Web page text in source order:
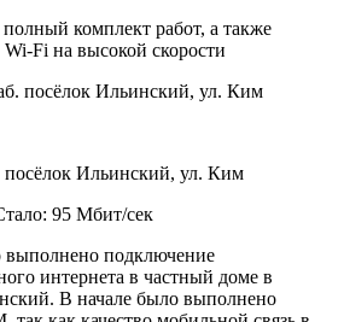
комплект работ, а также
Fi на высокой скорости
посёлок Ильинский, ул. Ким
95 Мбит/сек
подключение
интернета в частный доме в
В начале было выполнено